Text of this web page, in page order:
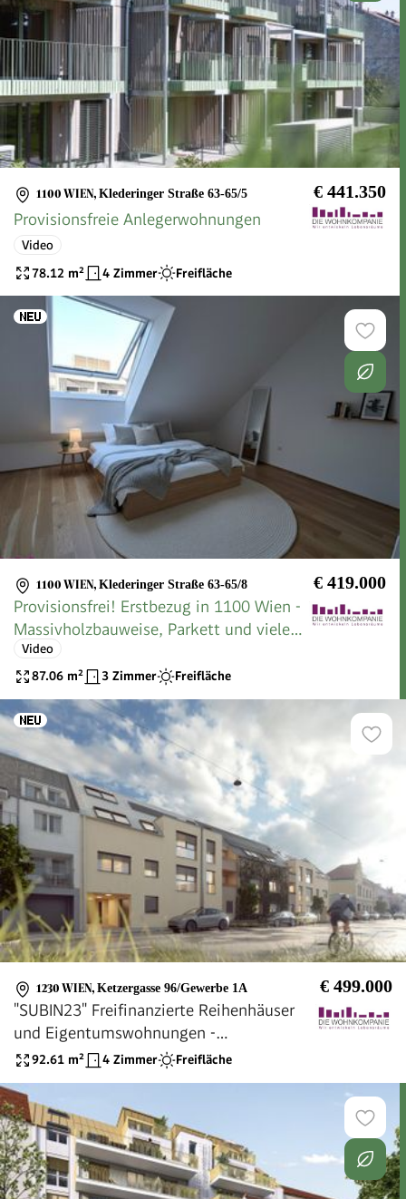
1100 WIEN, Klederinger Straße 63-65/5 € 441.350
Provisionsfreie Anlegerwohnungen
Video
78.12 m² 4 Zimmer Freifläche
1100 WIEN, Klederinger Straße 63-65/8 € 419.000
Provisionsfrei! Erstbezug in 1100 Wien -
Massivholzbauweise, Parkett und vieles
mehr
Video
87.06 m² 3 Zimmer Freifläche
1230 WIEN, Ketzergasse 96/Gewerbe 1A € 499.000
"SUBIN23" Freifinanzierte Reihenhäuser
und Eigentumswohnungen -
PROVISIONSFREI!
92.61 m² 4 Zimmer Freifläche